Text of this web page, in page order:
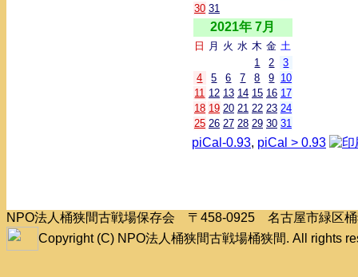
30 31
2021年 7月
日 月 火 水 木 金 土
1
2
3
4
5 6 7 8 9 10
11 12 13 14 15 16 17
18 19 20 21 22 23 24
25 26 27 28 29 30 31
piCal-0.93, piCal > 0.93
NPO法人桶狭間古戦場保存会 〒458-0925 名古屋市緑区
Copyright (C) NPO法人桶狭間古戦場桶狭間. All rights